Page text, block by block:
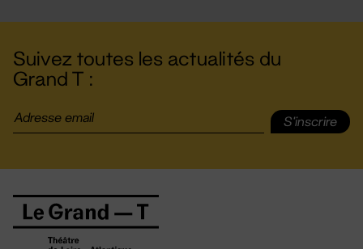
Suivez toutes les actualités du
Grand T :
S'inscrire